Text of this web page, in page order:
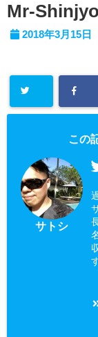
Mr-
2018年3月15日
この
サトシ